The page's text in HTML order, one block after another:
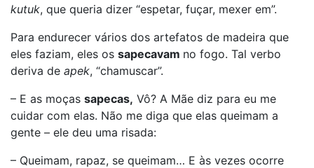
kutuk, que queria dizer “espetar, fuçar, mexer em”.
Para endurecer vários dos artefatos de madeira que
eles faziam, eles os sapecavam no fogo. Tal verbo
deriva de apek, “chamuscar”.
– E as moças sapecas, Vô? A Mãe diz para eu me
cuidar com elas. Não me diga que elas queimam a
gente – ele deu uma risada:
– Queimam, rapaz, se queimam… E às vezes ocorre